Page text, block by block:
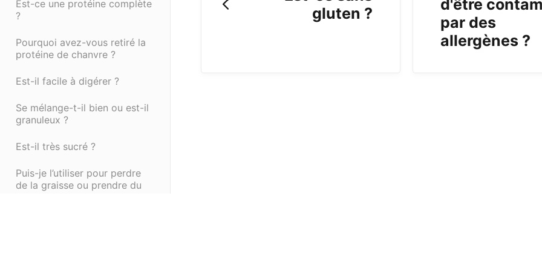
Est-ce une protéine complète
?
Pourquoi avez-vous retiré la
protéine de chanvre ?
Est-il facile à digérer ?
Se mélange-t-il bien ou est-il
granuleux ?
Est-il très sucré ?
Puis-je l’utiliser pour perdre
de la graisse ou prendre du
gluten ?
d'être
par des
allergènes ?